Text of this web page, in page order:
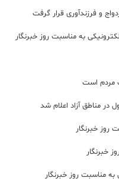
و فرزندآوری قرار گرفت
به مناسبت روز خبرنگار
مردم است
در مناطق آزاد اعلام شد
روز خبرنگار
خبرنگار
مناسبت روز خبرنگار